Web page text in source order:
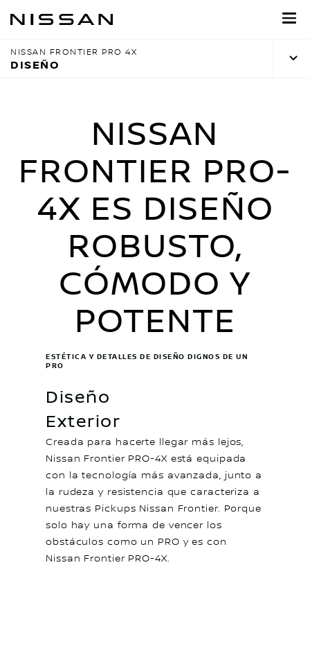
al
principal
NISSAN FRONTIER PRO 4X
DISEÑO
NISSAN
FRONTIER PRO-
4X ES DISEÑO
ROBUSTO,
CÓMODO Y
POTENTE
Diseño
Exterior
ESTÉTICA Y DETALLES DE DISEÑO DIGNOS DE UN
PRO
Creada para hacerte llegar más lejos,
Nissan Frontier PRO-4X está equipada
con la tecnología más avanzada, junto a
la rudeza y resistencia que caracteriza a
nuestras Pickups Nissan Frontier. Porque
solo hay una forma de vencer los
obstáculos como un PRO y es con
Nissan Frontier PRO-4X.